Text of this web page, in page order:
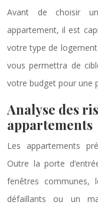
Avant de choisir
appartement, il est
votre type de logement
vous permettra de
votre budget pour une
Analyse des
appartements
Les appartements
Outre la porte
fenêtres communes,
défaillants ou un